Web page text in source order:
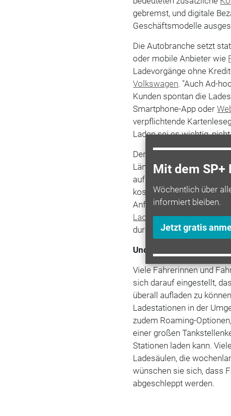
Mit dem SP+
Wöchentlich über
informiert bleiben.
Jetzt gratis
gebremst, und digitale
Geschäftsmodelle
Die Autobranche setzt
oder mobile Anbieter wie
Ladevorgänge ohne
Volkswagen. "Auch Ad-
Kunden spontan die
Smartphone-App oder
verpflichtende
Laden sei es wichtig,
Der Chef des
Länder träten durch ihre
auf die Bremse. "Viel
kostengünstige, digitale
Anforderungen
Ladeinfrastruktur.
durch die Entscheidung
Und die Autofahrer?
Viele Fahrerinnen und
sich darauf eingestellt,
überall aufladen zu
Ladestationen in der
zudem Roaming-
einer großen
Stationen laden kann.
Ladesäulen, die
wünschen sie sich, dass
abgeschleppt werden.